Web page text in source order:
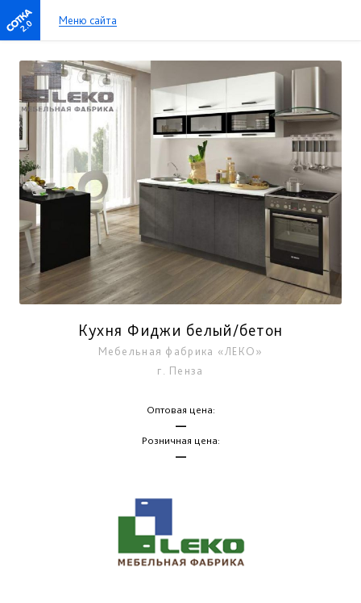
2.0 Меню сайта
Кухня Фиджи белый/бетон
Мебельная фабрика «ЛЕКО»
г. Пенза
Оптовая цена:
—
Розничная цена:
—